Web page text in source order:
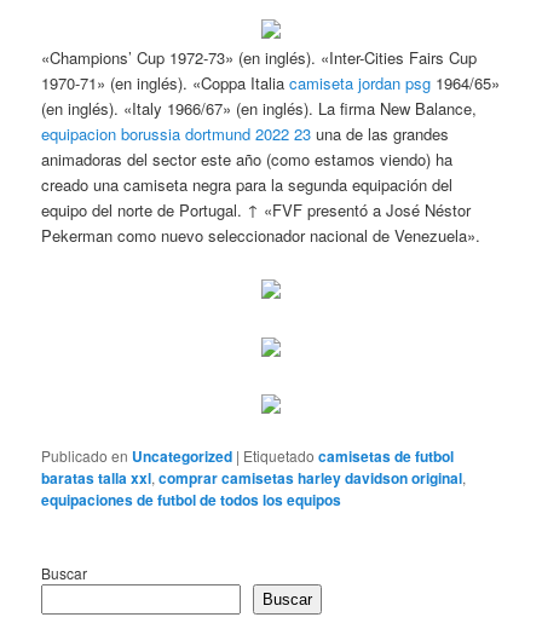
«Champions’ Cup 1972-73» (en inglés). «Inter-Cities Fairs Cup
1970-71» (en inglés). «Coppa Italiacamiseta jordan psg 1964/65»
(en inglés). «Italy 1966/67» (en inglés). La firma New Balance,
equipacion borussia dortmund 2022 23 una de las grandes
animadoras del sector este año (como estamos viendo) ha
creado una camiseta negra para la segunda equipación del
equipo del norte de Portugal. ↑ «FVF presentó a José Néstor
Pekerman como nuevo seleccionador nacional de Venezuela».
Publicado en Uncategorized | Etiquetado camisetas de futbol
baratas talla xxl,comprar camisetas harley davidson original,
equipaciones de futbol de todos los equipos
Buscar
Buscar